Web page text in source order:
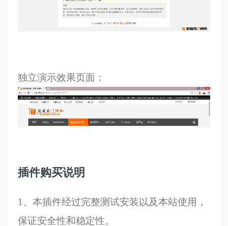
独立演示效果页面：
插件购买说明
1、本插件经过完整测试安装以及本站使用，
保证安全性和稳定性。